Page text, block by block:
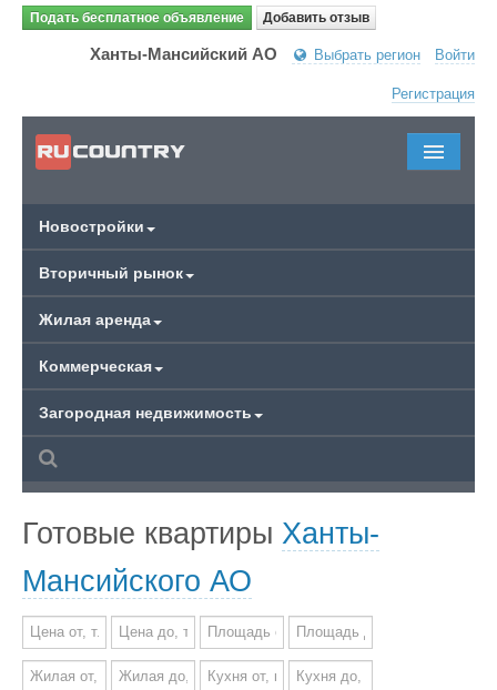
Подать бесплатное объявление Добавить отзыв
Ханты-Мансийский АО Выбрать регион Войти
Регистрация
Новостройки
Вторичный рынок
Жилая аренда
Коммерческая
Загородная недвижимость
Готовые квартиры Ханты-
Мансийского АО